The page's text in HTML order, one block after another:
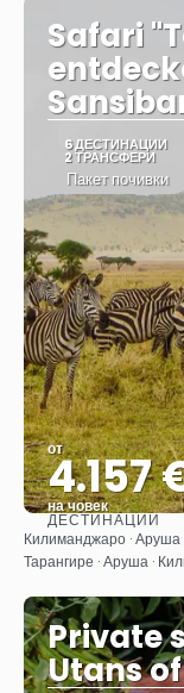
Safari
6 ДЕСТИНАЦИИ
2 ТРАНСФЕРИ
Пакет почивки
от
4.157
на човек
ДЕСТИНАЦИИ
Килиманджаро · Аруша
Тарангире · Аруша ·
Private
Utans